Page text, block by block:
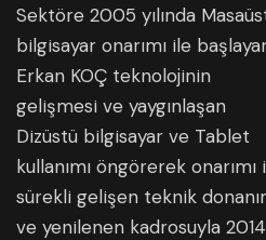
Sektöre 2005 yılında
bilgisayar onarımı ile
Erkan KOÇ teknolojinin
gelişmesi ve yaygınlaşan
Dizüstü bilgisayar ve Tablet
kullanımı öngörerek onarımı
sürekli gelişen teknik
ve yenilenen kadrosuyla 2014